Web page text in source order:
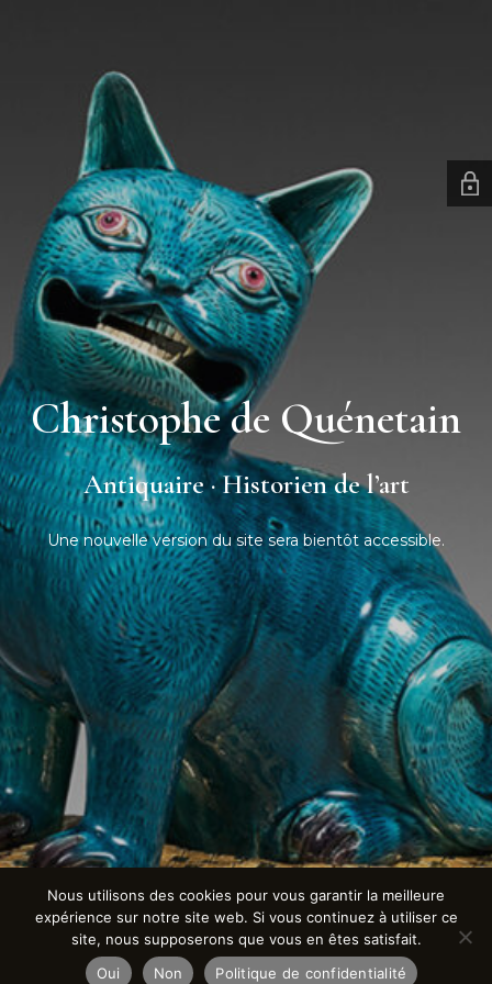
Christophe de Quénetain
Antiquaire · Historien de l’art
Une nouvelle version du site sera bientôt accessible.
Nous utilisons des cookies pour vous garantir la meilleure
expérience sur notre site web. Si vous continuez à utiliser ce
site, nous supposerons que vous en êtes satisfait.
Oui
Non Politique de confidentialité